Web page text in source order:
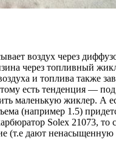
воздух через
через топливный
и топлива также
есть тенденция —
маленькую жиклер. А
(например 1.5)
Solex 21073, то
(т.е дают ненасыщенную